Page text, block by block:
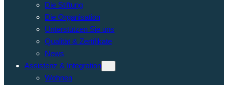
Die Stiftung
Die Organisation
Unterstützen Sie uns
Qualität & Zertifikate
News
Assistenz & Integration
Wohnen